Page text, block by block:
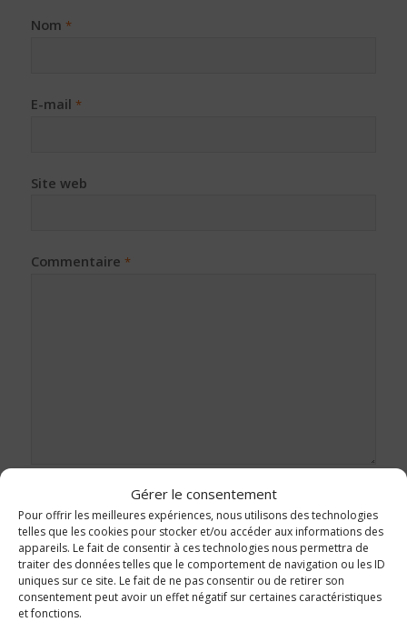
Gérer le consentement
Pour offrir les meilleures expériences, nous utilisons des technologies
telles que les cookies pour stocker et/ou accéder aux informations des
appareils. Le fait de consentir à ces technologies nous permettra de
traiter des données telles que le comportement de navigation ou les ID
uniques sur ce site. Le fait de ne pas consentir ou de retirer son
consentement peut avoir un effet négatif sur certaines caractéristiques
et fonctions.
Nom *
E-mail *
Site web
Commentaire *